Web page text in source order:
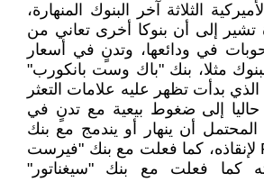
الثلاثة آخر البنوك المنهارة،
تشير إلى أن بنوكا أخرى تعاني من
في ودائعها، وتدنٍ في أسعار
مثلا، بنك "باك وست بانكورب"
PacWest Bancorp الذي بدأت تظهر عليه علامات التعثر
حاليا إلى ضغوط بيعية مع تدنٍ في
أن ينهار أو يندمج مع بنك
آخر، أو تتدخل FDIC لإنقاذه، كما فعلت مع بنك "فيرست
كما فعلت مع بنك "سيغناتور"